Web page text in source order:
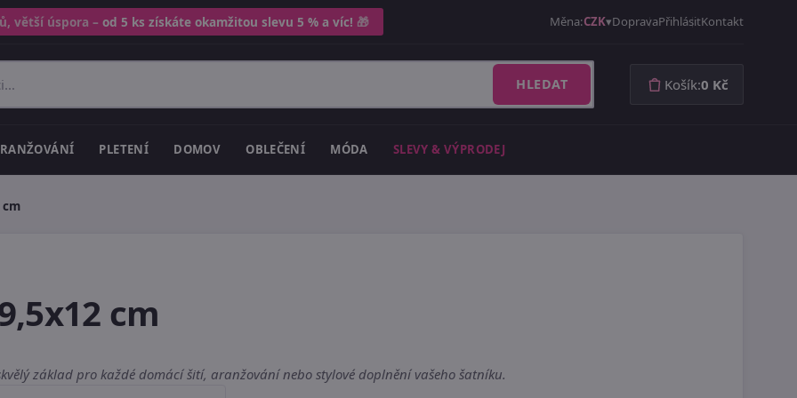
větší úspora –od 5 ks získáte okamžitou slevu 5 % a víc! 🎁 Měna:CZK DopravaPřihlásitKontakt
HLEDAT Košík:0 Kč
PLETENÍ DOMOV OBLEČENÍ MÓDA SLEVY & VÝPRODEJ
cm
základ pro každé domácí šití, aranžování nebo stylové doplnění vašeho šatníku.